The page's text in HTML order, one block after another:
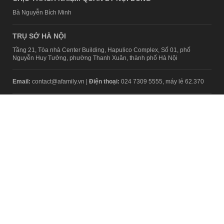
Bà Nguyễn Bích Minh
TRỤ SỞ HÀ NỘI
Tầng 21, Tòa nhà Center Building, Hapulico Complex, Số 01, phố
Nguyễn Huy Tưởng, phường Thanh Xuân, thành phố Hà Nội
Email: contact@afamily.vn | Điện thoại: 024 7309 5555, máy lẻ 62.370